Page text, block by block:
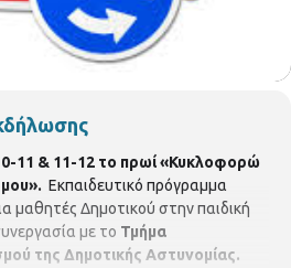
11 & 11-12 το πρωί«Κυκλοφορώ
Εκπαιδευτικό πρόγραμμα
μαθητές Δημοτικού στην παιδική
με το Τμήμα
της Δημοτικής Αστυνομίας.